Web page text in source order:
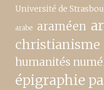
Université de
arabe araméen
christianisme
humanités
épigraphie